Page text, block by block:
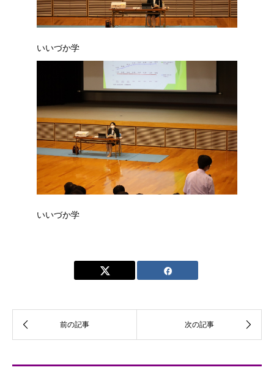
いいづか学
いいづか学